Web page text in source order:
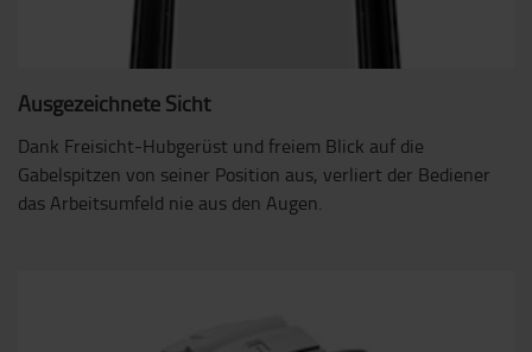
Ausgezeichnete Sicht
Dank Freisicht-Hubgerüst und freiem Blick auf die
Gabelspitzen von seiner Position aus, verliert der Bediener
das Arbeitsumfeld nie aus den Augen.